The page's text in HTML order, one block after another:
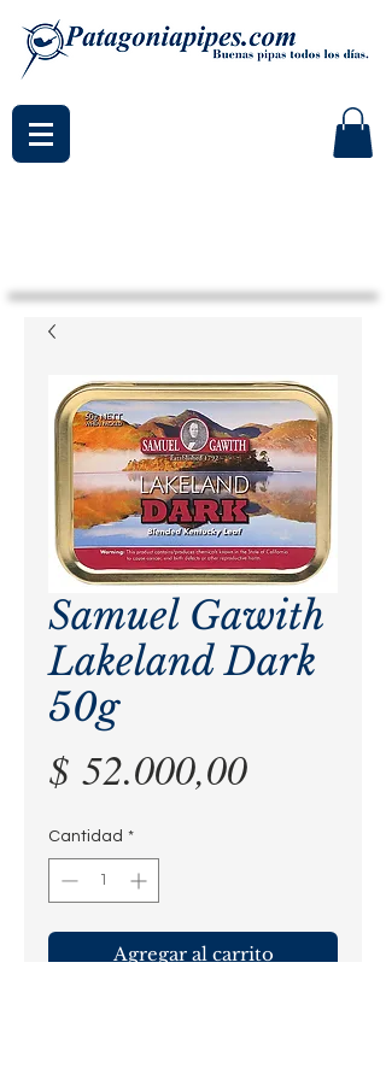
Samuel Gawith
Lakeland Dark
50g
$ 52.000,00Precio
Cantidad *
Agregar al carrito